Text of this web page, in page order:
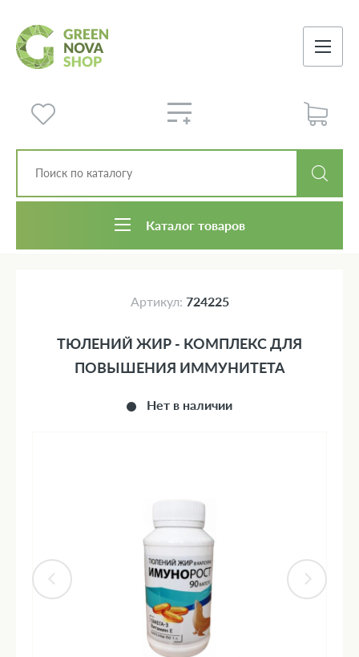
Каталог товаров
Артикул: 724225
Нет в наличии
ТЮЛЕНИЙ ЖИР - КОМПЛЕКС ДЛЯ
ПОВЫШЕНИЯ ИММУНИТЕТА